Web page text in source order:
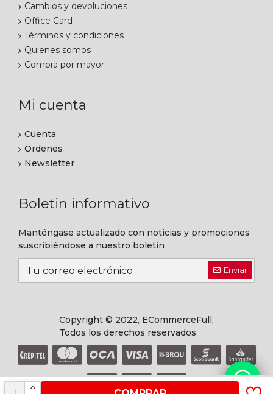
Cambios y devoluciones
Office Card
Términos y condiciones
Quienes somos
Compra por mayor
Mi cuenta
Cuenta
Ordenes
Newsletter
Boletin informativo
Manténgase actualizado con noticias y promociones
suscribiéndose a nuestro boletín
Enviar
Copyright © 2022, ECommerceFull,
Todos los derechos reservados